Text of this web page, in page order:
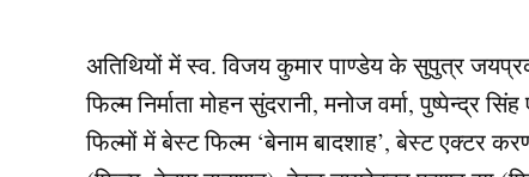
अतिथियों में स्व. विजय कुमार पाण्डेय के सुपुत्र
फिल्म निर्माता मोहन सुंदरानी, मनोज वर्मा,
फिल्मों में बेस्ट फिल्म ‘बेनाम बादशाह’, बेस्ट एक्टर